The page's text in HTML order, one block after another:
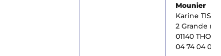
Mounier
Karine
2 Grande rue
01140
04 74 04 03